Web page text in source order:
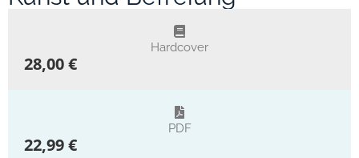
Hardcover
28,00 €
PDF
22,99 €